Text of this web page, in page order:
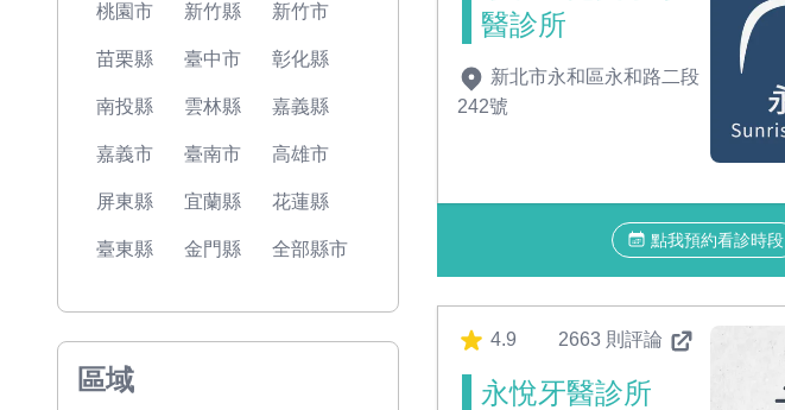
桃園市 新竹縣 新竹市
苗栗縣 臺中市 彰化縣
南投縣 雲林縣 嘉義縣
嘉義市 臺南市 高雄市
屏東縣 宜蘭縣 花蓮縣
臺東縣 金門縣 全部縣市
區域
醫診所
新北市永和區永和路二段
242號
點我預約看診時段
4.9 2663 則評論
永悅牙醫診所